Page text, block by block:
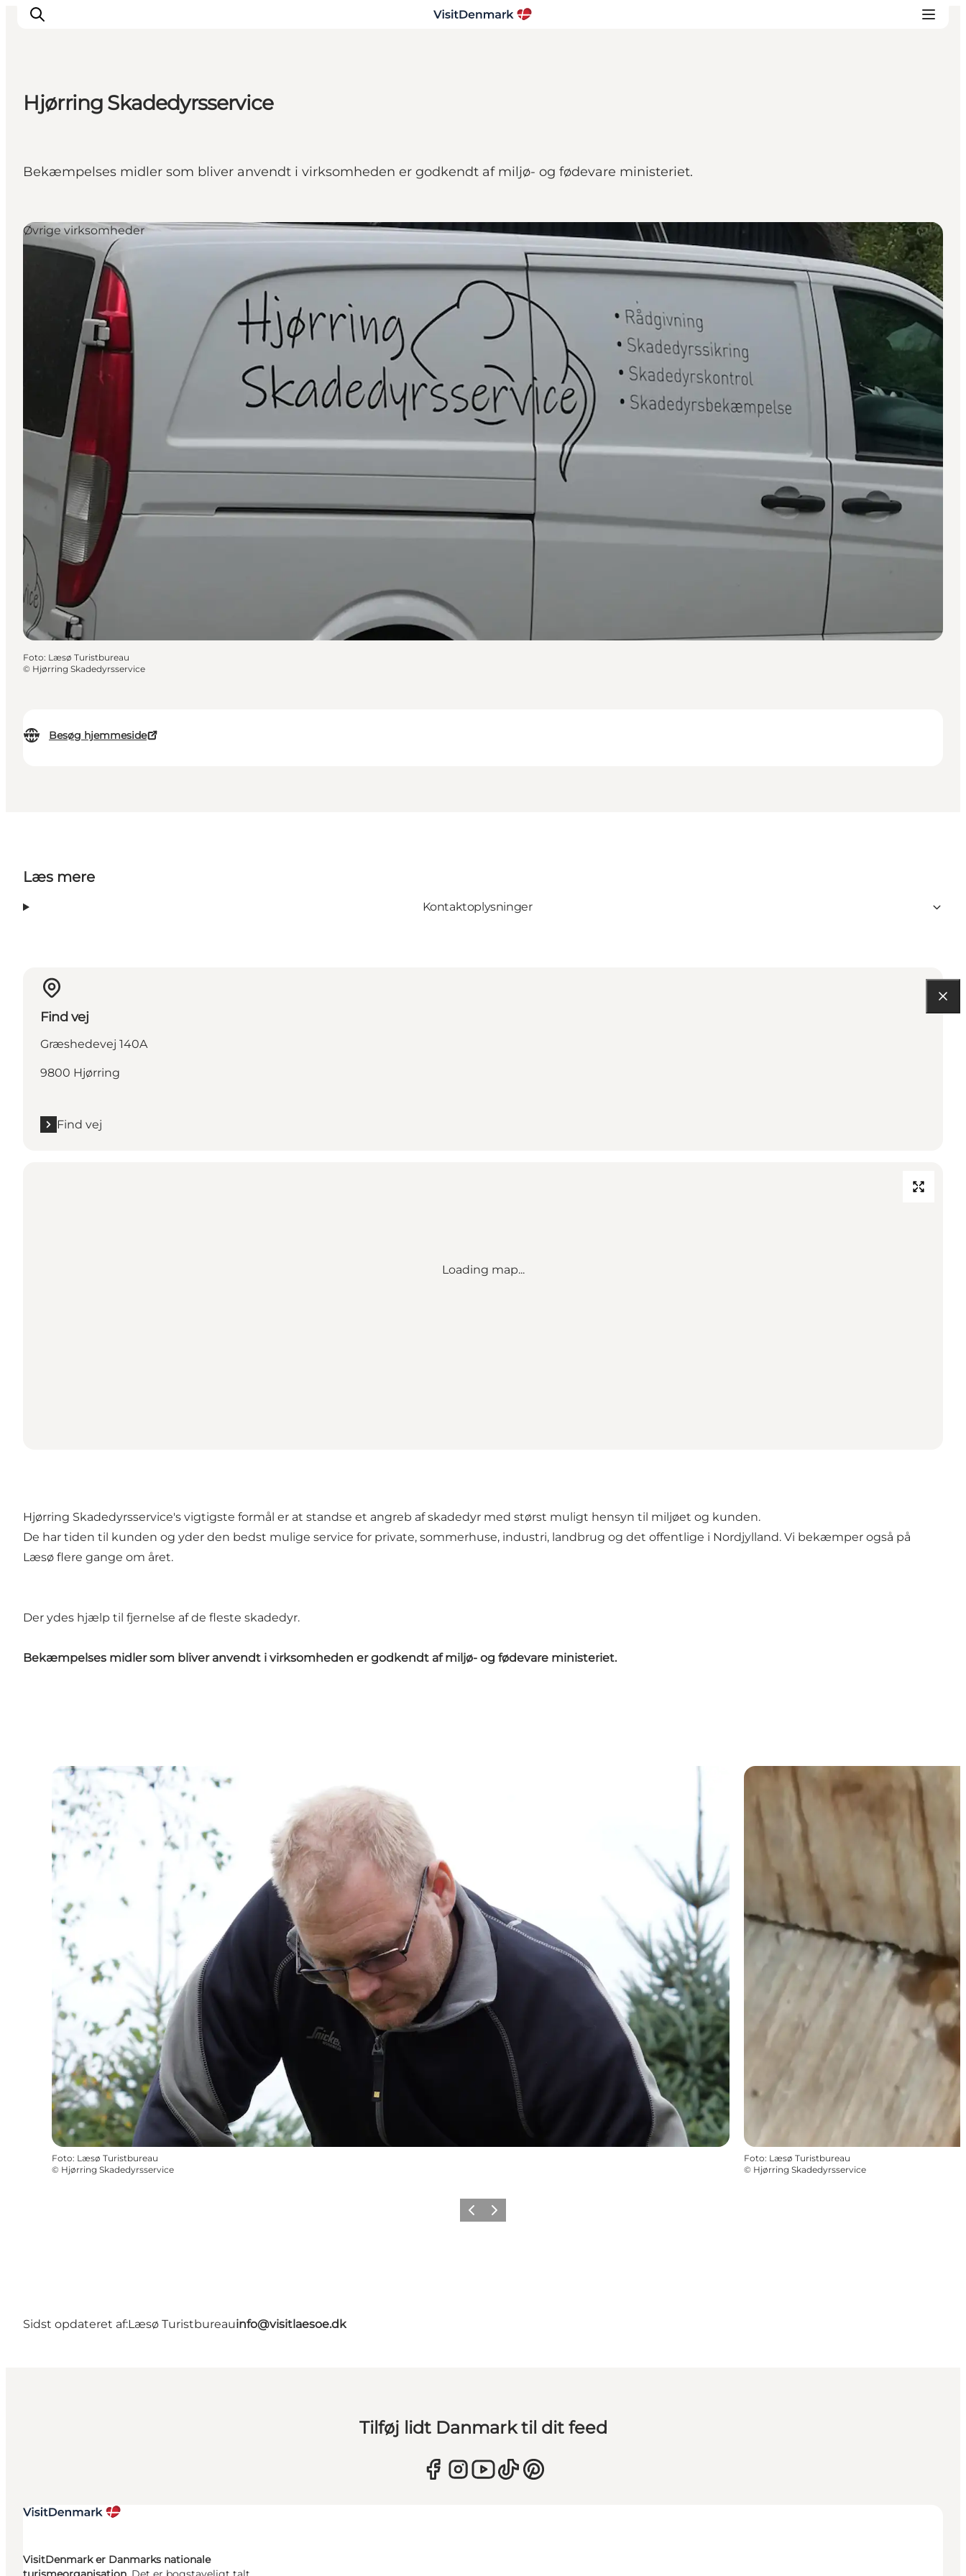
Oplevelser
Overnatning
Hjørring Skadedyrsservice
Bekæmpelses midler som bliver anvendt i virksomheden er godkendt af miljø- og fødevare ministeriet.
Besøg hjemmeside
Øvrige virksomheder
Foto: Læsø Turistbureau
© Hjørring Skadedyrsservice
Læs mere
Kontaktoplysninger
Find vej
Græshedevej 140A
9800 Hjørring
Find vej
Loading map...
Hjørring Skadedyrsservice's vigtigste formål er at standse et angreb af skadedyr med størst muligt hensyn til miljøet og kunden.
De har tiden til kunden og yder den bedst mulige service for private, sommerhuse, industri, landbrug og det offentlige i Nordjylland. Vi bekæmper også på
Læsø flere gange om året.
Der ydes hjælp til fjernelse af de fleste skadedyr.
Bekæmpelses midler som bliver anvendt i virksomheden er godkendt af miljø- og fødevare ministeriet.
Foto: Læsø Turistbureau
© Hjørring Skadedyrsservice
Foto: Læsø Turistbureau
© Hjørring Skadedyrsservice
ForrigeNæste
Sidst opdateret af:Læsø Turistbureauinfo@visitlaesoe.dk
Tilføj lidt Danmark til dit feed
VisitDenmark er Danmarks nationale